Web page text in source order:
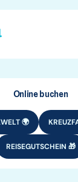
Online buchen
🌍
REISEGUTSCHEIN 🎁